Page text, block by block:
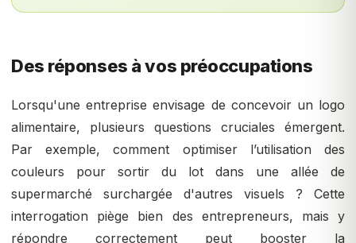
Des réponses à vos préoccupations
Lorsqu'une entreprise envisage de concevoir un logo
alimentaire, plusieurs questions cruciales émergent.
Par exemple, comment optimiser l’utilisation des
couleurs pour sortir du lot dans une allée de
supermarché surchargée d'autres visuels ? Cette
interrogation piège bien des entrepreneurs, mais y
répondre correctement peut booster la